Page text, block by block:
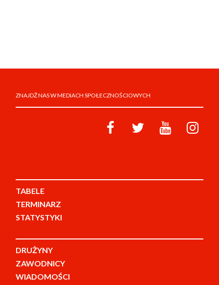
ZNAJDŹ NAS W MEDIACH SPOŁECZNOŚCIOWYCH
TABELE
TERMINARZ
STATYSTYKI
DRUŻYNY
ZAWODNICY
WIADOMOŚCI